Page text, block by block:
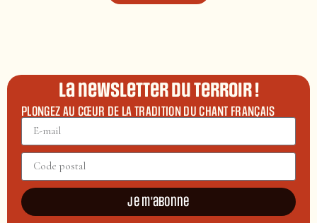
La newsletter du terroir !
PLONGEZ AU CŒUR DE LA TRADITION DU CHANT FRANÇAIS
Je m'abonne